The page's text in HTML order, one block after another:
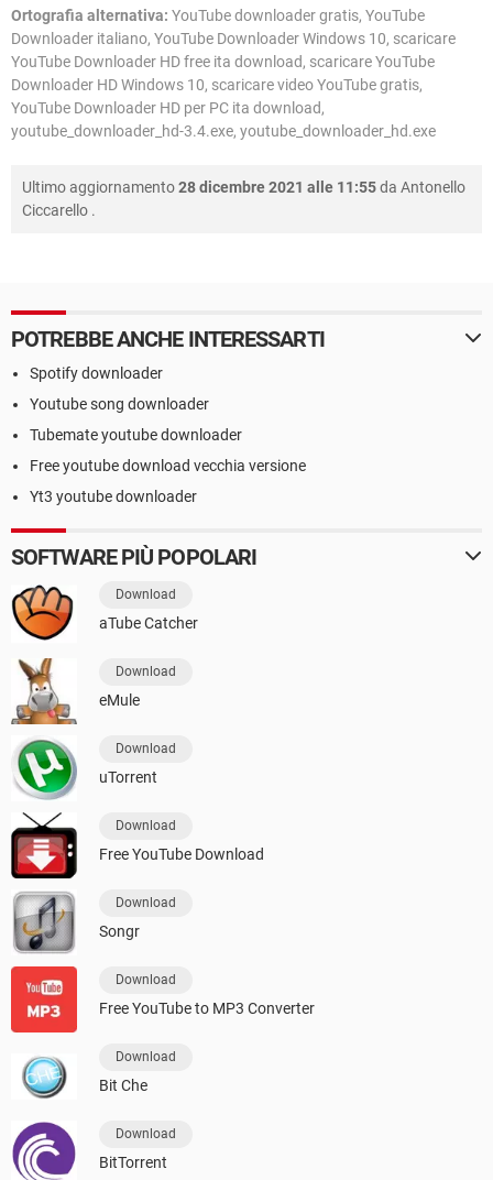
Ortografia alternativa: YouTube downloader gratis, YouTube
Downloader italiano, YouTube Downloader Windows 10, scaricare
YouTube Downloader HD free ita download, scaricare YouTube
Downloader HD Windows 10, scaricare video YouTube gratis,
YouTube Downloader HD per PC ita download,
youtube_downloader_hd-3.4.exe, youtube_downloader_hd.exe
Ultimo aggiornamento28 dicembre 2021 alle 11:55da Antonello
Ciccarello .
POTREBBE ANCHE INTERESSARTI
Spotify downloader
Youtube song downloader
Tubemate youtube downloader
Free youtube download vecchia versione
Yt3 youtube downloader
SOFTWARE PIÙ POPOLARI
Download
aTube Catcher
Download
eMule
Download
uTorrent
Download
Free YouTube Download
Download
Songr
Download
Free YouTube to MP3 Converter
Download
Bit Che
Download
BitTorrent